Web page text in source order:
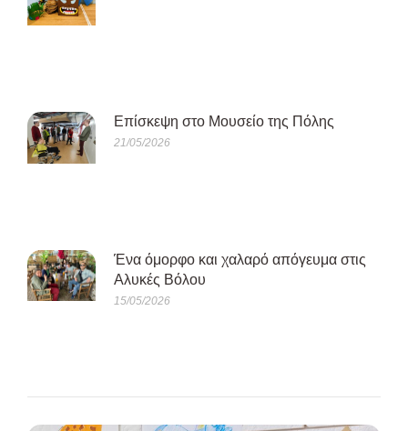
Eπίσκεψη στο Μουσείο της Πόλης
21/05/2026
Ένα όμορφο και χαλαρό απόγευμα στις
Αλυκές Βόλου
15/05/2026